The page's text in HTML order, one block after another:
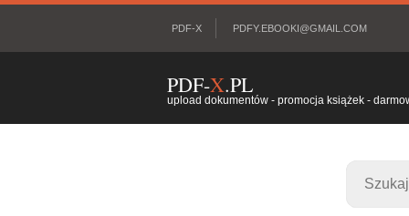
PDF-X PDFY.EBOOKI@GMAIL.COM
PDF-X.PL
upload dokumentów - promocja książek -